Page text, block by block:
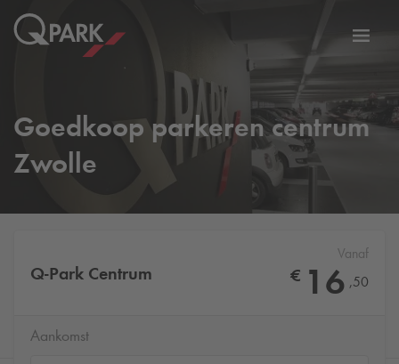
Goedkoop parkeren centrum
Zwolle
Q-Park Centrum
Vanaf
€ 16 ,50
Aankomst